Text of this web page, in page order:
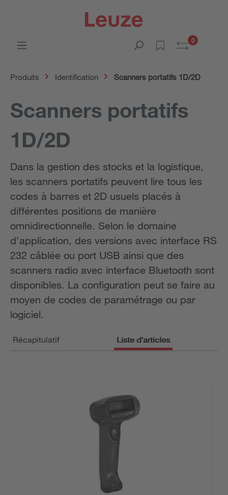
0
Produits Identification Scanners portatifs 1D/2D
Scanners portatifs
1D/2D
Dans la gestion des stocks et la logistique,
les scanners portatifs peuvent lire tous les
codes à barres et 2D usuels placés à
différentes positions de manière
omnidirectionnelle. Selon le domaine
d’application, des versions avec interface RS
232 câblée ou port USB ainsi que des
scanners radio avec interface Bluetooth sont
disponibles. La configuration peut se faire au
moyen de codes de paramétrage ou par
logiciel.
Récapitulatif Liste d'articles